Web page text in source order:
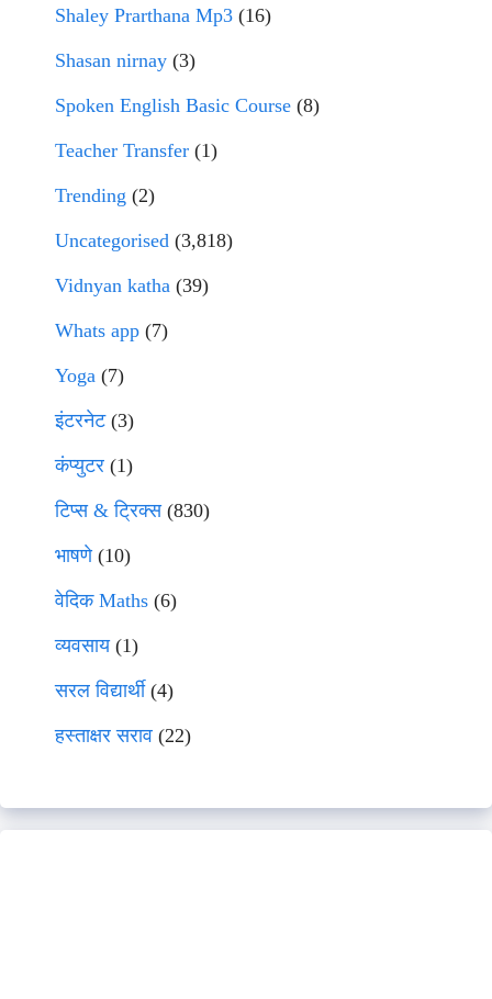
Shaley Prarthana Mp3 (16)
Shasan nirnay (3)
Spoken English Basic Course (8)
Teacher Transfer (1)
Trending (2)
Uncategorised (3,818)
Vidnyan katha (39)
Whats app (7)
Yoga (7)
इंटरनेट(3)
कंप्युटर (1)
टिप्स & ट्रिक्स(830)
भाषणे(10)
वेदिक Maths (6)
व्यवसाय(1)
सरल विद्यार्थी(4)
हस्ताक्षर सराव (22)